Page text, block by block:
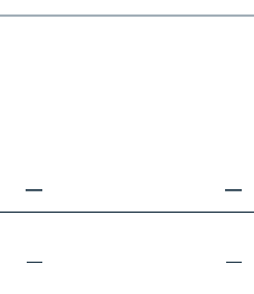
— —
— —